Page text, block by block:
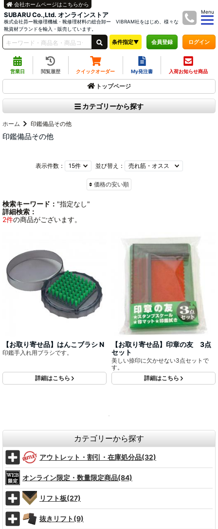
SUBARU Co.,Ltd. オンラインストア
株式会社昴ー靴修理機械・靴修理材料の総合卸ー VIBRAM社をはじめ、様々な
靴資材ブランドを輸入・販売しています。
Menu
会社ホームページはこちらから
条件指定▼ 会員登録 ログイン
営業日 閲覧履歴 クイックオーダー My発注書 入荷お知らせ商品
トップページ
カテゴリーから探す
ホーム 印鑑備品その他
印鑑備品その他
表示件数： 並び替え：
価格の安い順
検索キーワード： "指定なし"
詳細検索：
2件の商品がございます。
【お取り寄せ品】はんこブラシ N
印鑑手入れ用ブラシです。
詳細はこちら
【お取り寄せ品】印章の友 3点
セット
美しい捺印に欠かせない3点セットで
す。
詳細はこちら
カテゴリーから探す
アウトレット・割引・在庫処分品(32)
オンライン限定・数量限定商品(84)
リフト板(27)
抜きリフト(9)